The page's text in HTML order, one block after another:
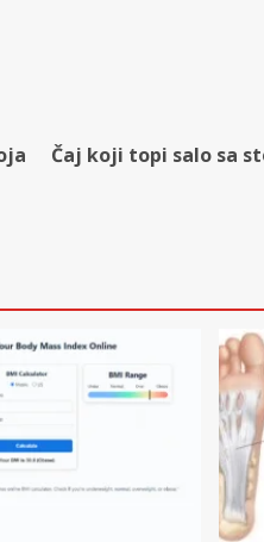
Čaj koji topi salo sa